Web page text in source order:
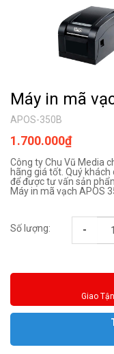
Máy in mã
APOS-350B
1.700.000₫
Công ty Chu Vũ Media
hãng giá tốt. Quý
để được tư vấn sản
Máy in mã vạch APOS
Số lượng: -
Giao